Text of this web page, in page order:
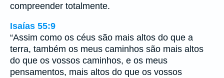
compreender totalmente.
Isaías 55:9
“Assim como os céus são mais altos do que a
terra, também os meus caminhos são mais altos
do que os vossos caminhos, e os meus
pensamentos, mais altos do que os vossos